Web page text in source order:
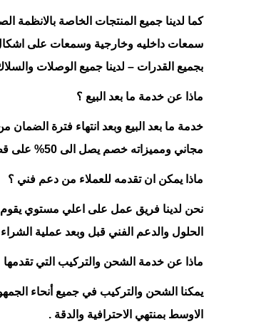
كما لدينا جميع المنتجات الخاصة
سمعات داخليه وخارجية وسمعات على اشكال
بجميع القدرات – لدينا جميع الوصلات
ماذا عن خدمة ما بعد البيع ؟
خدمة ما بعد البيع وبعد انتهاء فترة
مجاني ومميزاته خصم يصل الى 50% على قطع الغيار المستخدمة بعد فترة الضمان.
ماذا يمكن ان تقدمه للعملاء من دعم فني ؟
نحن لدينا فريق عمل على اعلي مستوي يقوم
الحلول والدعم الفني قبل وبعد عملية الشراء
ماذا عن خدمة الشحن والتركيب التي
يمكنا الشحن والتركيب في جميع أنحاء
الاوسط بمنتهي الاحترافية والدقة .